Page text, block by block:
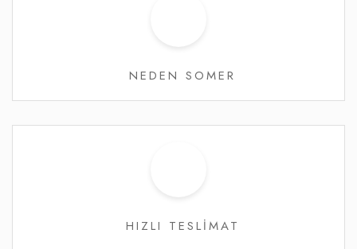
NEDEN SOMER
HIZLI TESLİMAT